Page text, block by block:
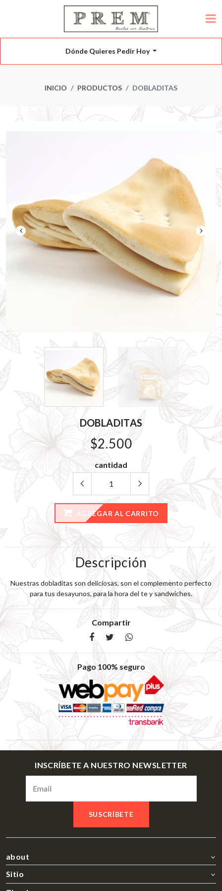
Dónde Quieres Pedir Hoy
INICIO PRODUCTOS DOBLADITAS
DOBLADITAS
$2.500
cantidad
AGREGAR AL CARRITO
Descripción
Nuestras dobladitas son deliciosas, son el complemento perfecto
para tus desayunos, para la hora del te y sandwiches.
Compartir
Pago 100% seguro
INSCRÍBETE A NUESTRO NEWSLETTER
SUSCRÍBETE
about
Sitio